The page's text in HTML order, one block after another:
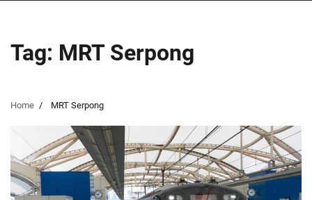
Tag: MRT Serpong
Home MRT Serpong